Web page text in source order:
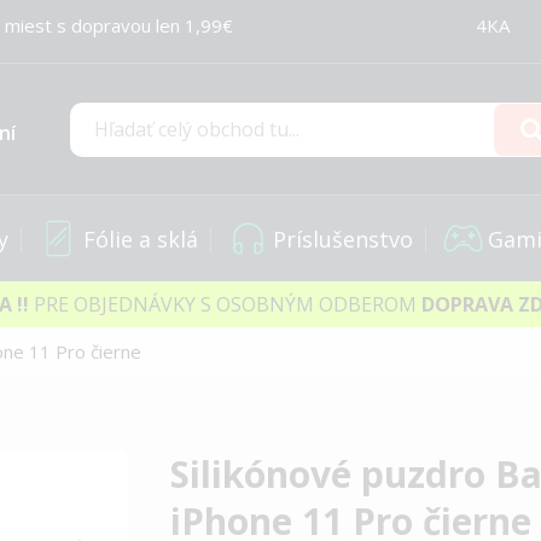
s dopravou len 1,99€ 4KA
Hľadať
Fólie a sklá Príslušenstvo
!! PRE OBJEDNÁVKY S OSOBNÝM ODBEROM DOPRAVA
11 Pro čierne
Silikónové puzdro
iPhone 11 Pro čierne